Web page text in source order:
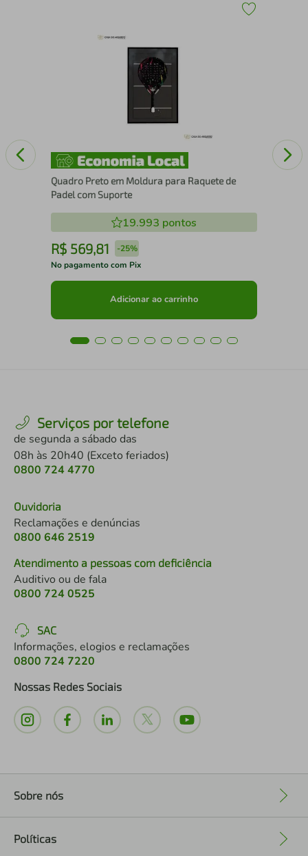
Quadro Preto em Moldura para Raquete de
Padel com Suporte
19.993 pontos
R$ 569,81 -25%
No pagamento com Pix
Adicionar ao carrinho
Serviços por telefone
de segunda a sábado das
08h às 20h40 (Exceto feriados)
0800 724 4770
Ouvidoria
Reclamações e denúncias
0800 646 2519
Atendimento a pessoas com deficiência
Auditivo ou de fala
0800 724 0525
SAC
Informações, elogios e reclamações
0800 724 7220
Nossas Redes Sociais
Sobre nós
Políticas